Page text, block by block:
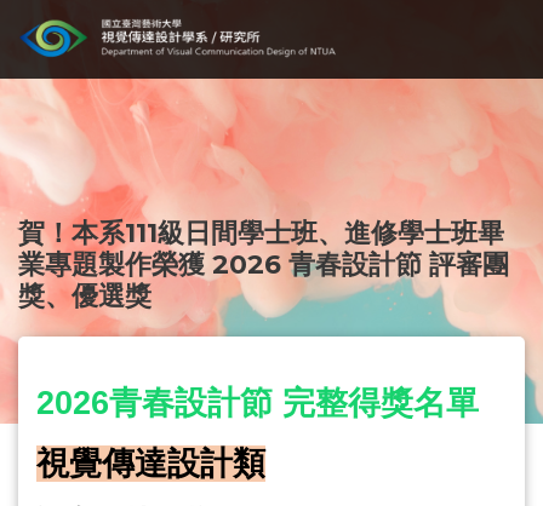
賀！本系111級日間學士班、進修學士班畢
業專題製作榮獲 2026 青春設計節 評審團
獎、優選獎
2026青春設計節 完整得獎名單
視覺傳達設計類